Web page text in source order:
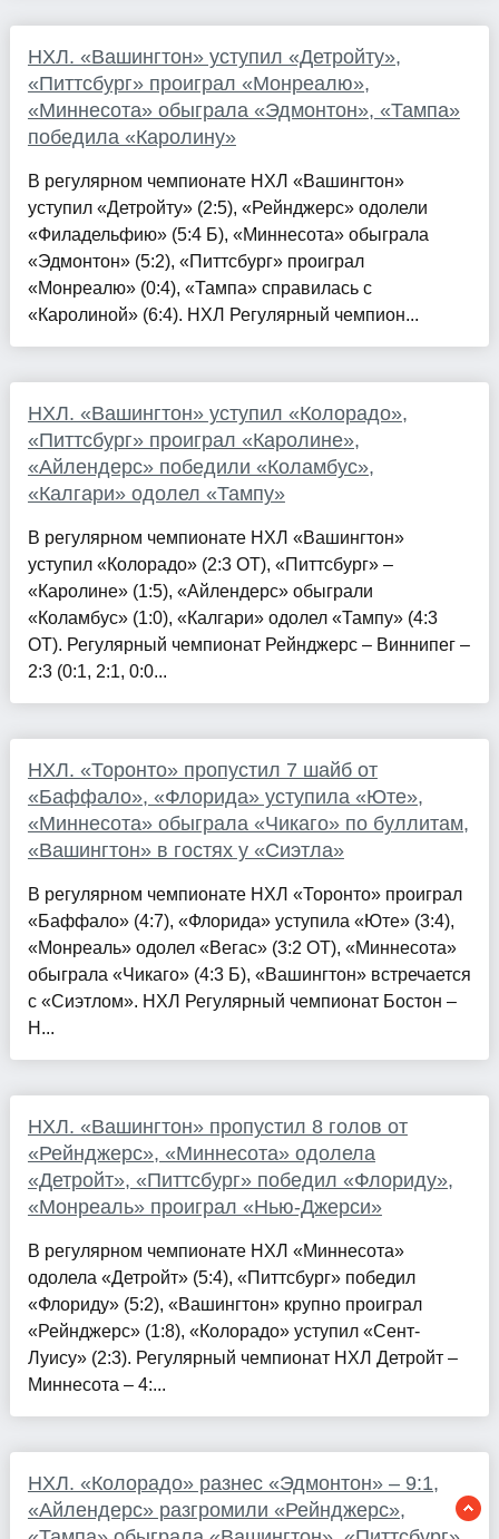
НХЛ. «Вашингтон» уступил «Детройту»,
«Питтсбург» проиграл «Монреалю»,
«Миннесота» обыграла «Эдмонтон», «Тампа»
победила «Каролину»
В регулярном чемпионате НХЛ «Вашингтон»
уступил «Детройту» (2:5), «Рейнджерс» одолели
«Филадельфию» (5:4 Б), «Миннесота» обыграла
«Эдмонтон» (5:2), «Питтсбург» проиграл
«Монреалю» (0:4), «Тампа» справилась с
«Каролиной» (6:4). НХЛ Регулярный чемпион...
НХЛ. «Вашингтон» уступил «Колорадо»,
«Питтсбург» проиграл «Каролине»,
«Айлендерс» победили «Коламбус»,
«Калгари» одолел «Тампу»
В регулярном чемпионате НХЛ «Вашингтон»
уступил «Колорадо» (2:3 ОТ), «Питтсбург» –
«Каролине» (1:5), «Айлендерс» обыграли
«Коламбус» (1:0), «Калгари» одолел «Тампу» (4:3
ОТ). Регулярный чемпионат Рейнджерс – Виннипег –
2:3 (0:1, 2:1, 0:0...
НХЛ. «Торонто» пропустил 7 шайб от
«Баффало», «Флорида» уступила «Юте»,
«Миннесота» обыграла «Чикаго» по буллитам,
«Вашингтон» в гостях у «Сиэтла»
В регулярном чемпионате НХЛ «Торонто» проиграл
«Баффало» (4:7), «Флорида» уступила «Юте» (3:4),
«Монреаль» одолел «Вегас» (3:2 ОТ), «Миннесота»
обыграла «Чикаго» (4:3 Б), «Вашингтон» встречается
с «Сиэтлом». НХЛ Регулярный чемпионат Бостон –
Н...
НХЛ. «Вашингтон» пропустил 8 голов от
«Рейнджерс», «Миннесота» одолела
«Детройт», «Питтсбург» победил «Флориду»,
«Монреаль» проиграл «Нью-Джерси»
В регулярном чемпионате НХЛ «Миннесота»
одолела «Детройт» (5:4), «Питтсбург» победил
«Флориду» (5:2), «Вашингтон» крупно проиграл
«Рейнджерс» (1:8), «Колорадо» уступил «Сент-
Луису» (2:3). Регулярный чемпионат НХЛ Детройт –
Миннесота – 4:...
НХЛ. «Колорадо» разнес «Эдмонтон» – 9:1,
«Айлендерс» разгромили «Рейнджерс»,